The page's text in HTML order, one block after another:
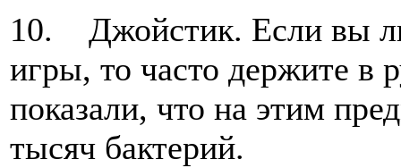
10. Джойстик. Если вы
игры, то часто держите в
показали, что на этим
тысяч бактерий.